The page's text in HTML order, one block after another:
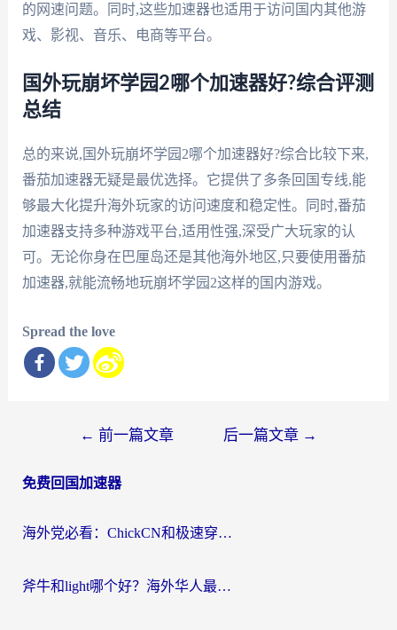
的网速问题。同时,这些加速器也适用于访问国内其他游
戏、影视、音乐、电商等平台。
国外玩崩坏学园2哪个加速器好?综合评测
总结
总的来说,国外玩崩坏学园2哪个加速器好?综合比较下来,
番茄加速器无疑是最优选择。它提供了多条回国专线,能
够最大化提升海外玩家的访问速度和稳定性。同时,番茄
加速器支持多种游戏平台,适用性强,深受广大玩家的认
可。无论你身在巴厘岛还是其他海外地区,只要使用番茄
加速器,就能流畅地玩崩坏学园2这样的国内游戏。
Spread the love
导
← 前一篇文章 后一篇文章 →
免费回国加速器
海外党必看：ChickCN和极速穿梭VPN好用吗？3招教你选对回国加速器无缝刷国内资源
斧牛和light哪个好？海外华人最关心的回国加速器选择难题，一篇讲透